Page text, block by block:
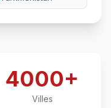
4000+
Villes